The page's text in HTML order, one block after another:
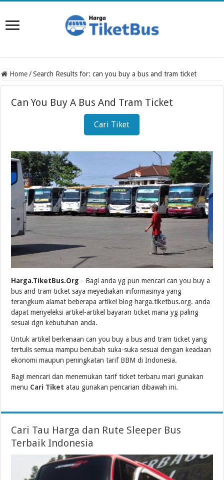
Home / Search Results for: can you buy a bus and tram ticket
Can You Buy A Bus And Tram Ticket
Cari Tiket
Harga.TiketBus.Org - Bagi anda yg pun mencari can you buy a
bus and tram ticket saya meyediakan informasinya yang
terangkum alamat beberapa artikel blog harga.tiketbus.org. anda
dapat menyeleksi artikel-artikel bayaran ticket mana yg paling
sesuai dgn kebutuhan anda.
Untuk artikel berkenaan can you buy a bus and tram ticket yang
tertulis semua mampu berubah suka-suka sesuai dengan keadaan
ekonomi maupun peningkatan tarif BBM di Indonesia.
Bagi mencari dan menemukan tarif ticket terbaru mari gunakan
menu Cari Tiket atau gunakan pencarian dibawah ini.
Cari Tau Harga dan Rute Sleeper Bus
Terbaik Indonesia